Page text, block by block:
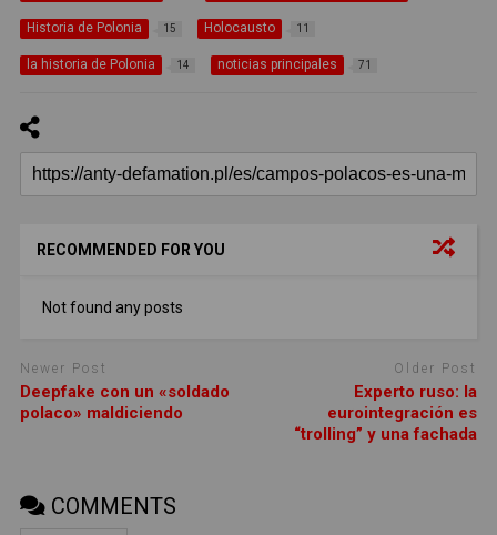
Historia de Polonia 15 Holocausto 11
la historia de Polonia 14 noticias principales 71
RECOMMENDED FOR YOU
Not found any posts
Newer Post
Deepfake con un «soldado
polaco» maldiciendo
Older Post
Experto ruso: la
eurointegración es
“trolling” y una fachada
COMMENTS